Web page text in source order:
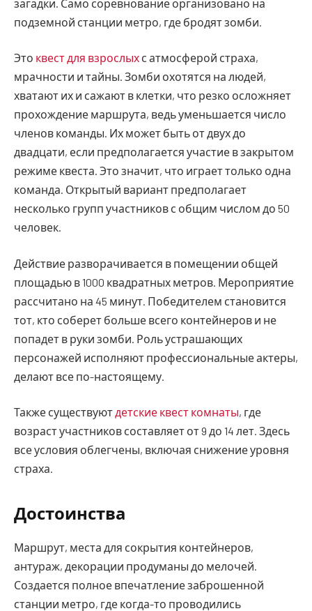
загадки. Само соревнование организовано на
подземной станции метро, где бродят зомби.
Это квест для взрослых с атмосферой страха,
мрачности и тайны. Зомби охотятся на людей,
хватают их и сажают в клетки, что резко осложняет
прохождение маршрута, ведь уменьшается число
членов команды. Их может быть от двух до
двадцати, если предполагается участие в закрытом
режиме квеста. Это значит, что играет только одна
команда. Открытый вариант предполагает
несколько групп участников с общим числом до 50
человек.
Действие разворачивается в помещении общей
площадью в 1000 квадратных метров. Мероприятие
рассчитано на 45 минут. Победителем становится
тот, кто соберет больше всего контейнеров и не
попадет в руки зомби. Роль устрашающих
персонажей исполняют профессиональные актеры,
делают все по-настоящему.
Также существуютдетские квест комнаты, где
возраст участников составляет от 9 до 14 лет. Здесь
все условия облегчены, включая снижение уровня
страха.
Достоинства
Маршрут, места для сокрытия контейнеров,
антураж, декорации продуманы до мелочей.
Создается полное впечатление заброшенной
станции метро, где когда-то проводились